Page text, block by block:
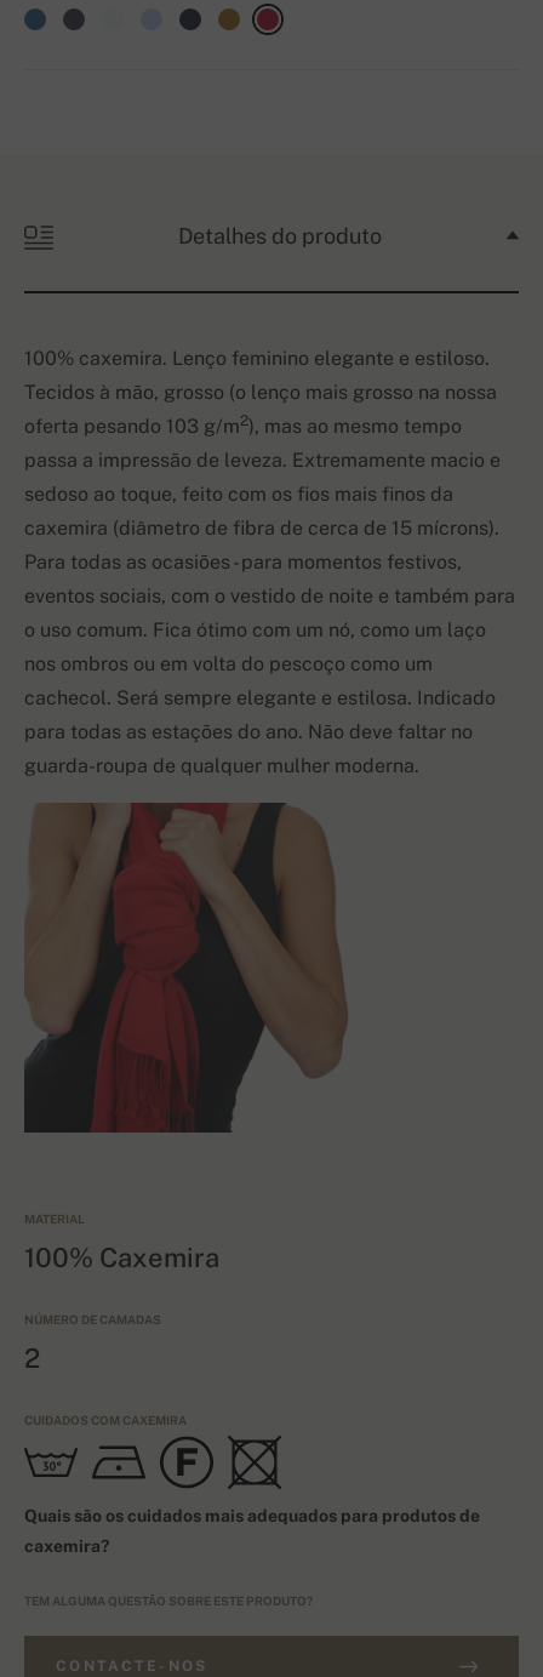
Detalhes do produto
100% caxemira. Lenço feminino elegante e estiloso.
Tecidos à mão, grosso (o lenço mais grosso na nossa
oferta pesando 103 g/m2), mas ao mesmo tempo
passa a impressão de leveza. Extremamente macio e
sedoso ao toque, feito com os fios mais finos da
caxemira (diâmetro de fibra de cerca de 15 mícrons).
Para todas as ocasiões - para momentos festivos,
eventos sociais, com o vestido de noite e também para
o uso comum. Fica ótimo com um nó, como um laço
nos ombros ou em volta do pescoço como um
cachecol. Será sempre elegante e estilosa. Indicado
para todas as estações do ano. Não deve faltar no
guarda-roupa de qualquer mulher moderna.
MATERIAL
100% Caxemira
NÚMERO DE CAMADAS
2
CUIDADOS COM CAXEMIRA
Quais são os cuidados mais adequados para produtos de
caxemira?
TEM ALGUMA QUESTÃO SOBRE ESTE PRODUTO?
CONTACTE-NOS